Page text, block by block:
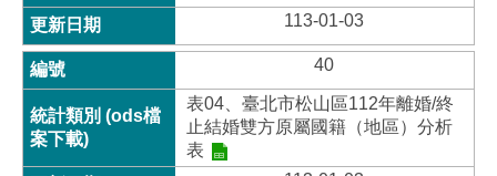
113-01-03
40
表04、臺北市松山區112年離婚/終
止結婚雙方原屬國籍（地區）分析
表